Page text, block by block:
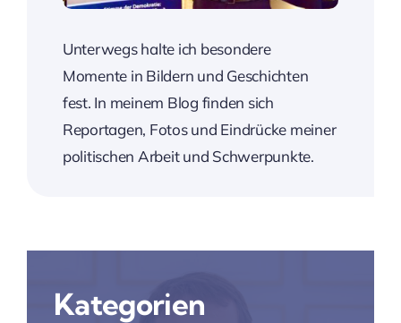
Unterwegs halte ich besondere
Momente in Bildern und Geschichten
fest. In meinem Blog finden sich
Reportagen, Fotos und Eindrücke meiner
politischen Arbeit und Schwerpunkte.
Kategorien